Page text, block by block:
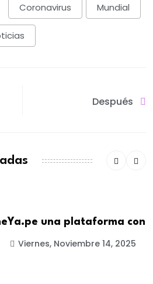
Coronavirus Mundial
Después
una plataforma con
Viernes, Noviembre 14, 2025